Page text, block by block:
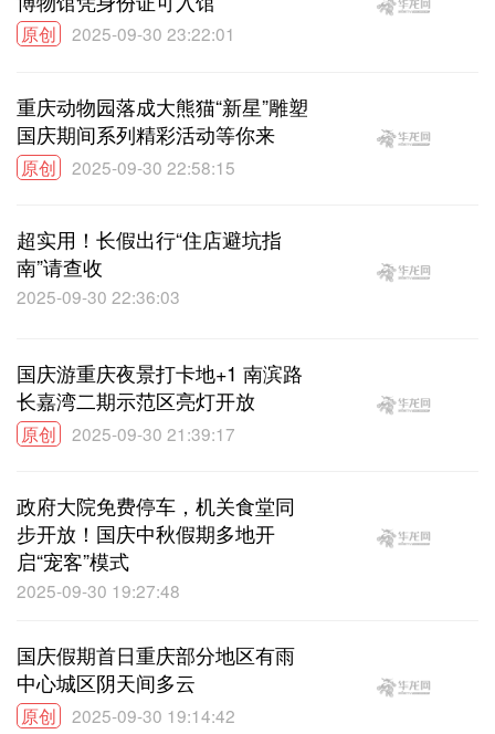
原创 2025-09-30 23:22:01
重庆动物园落成大熊猫“新星”雕塑
国庆期间系列精彩活动等你来
原创 2025-09-30 22:58:15
超实用！长假出行“住店避坑指
南”请查收
2025-09-30 22:36:03
国庆游重庆夜景打卡地+1 南滨路
长嘉湾二期示范区亮灯开放
原创 2025-09-30 21:39:17
政府大院免费停车，机关食堂同
步开放！国庆中秋假期多地开
启“宠客”模式
2025-09-30 19:27:48
国庆假期首日重庆部分地区有雨
中心城区阴天间多云
原创 2025-09-30 19:14:42